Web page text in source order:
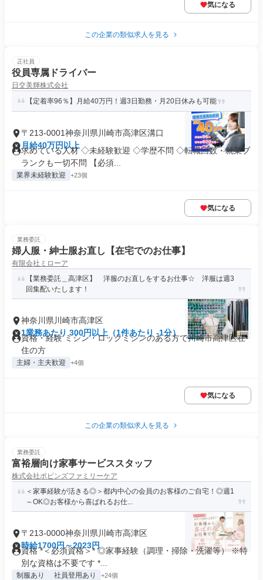
気になる
この企業の類似求人を見る
正社員
役員専属ドライバー
日交美輝株式会社
【定着率96％】月給40万円！週3日勤務・月20日休みも可能
〒213-0001神奈川県川崎市高津区溝口
月給40万円以上
求めている人材 ◇未経験歓迎 ◇学歴不問 ◇転職回数・就業ブ
ランクも一切不問 【必須...
業界未経験歓迎 +23個
気になる
業務委託
婦人服・紳士服お直し【在宅でのお仕事】
有限会社ミローア
【業務委託＿高津区】 洋服のお直しをするお仕事☆ 洋服は週3
回集配いたします！
神奈川県川崎市高津区
1業務あたり 300円以上（1件あたり -1分）
資格・経験 ミシン・ロックミシンのある方で川崎市高津区在
住の方
主婦・主夫歓迎 +4個
気になる
この企業の類似求人を見る
業務委託
富裕層向け家事サービススタッフ
株式会社ポピンズファミリーケア
＜家事経験が活きる◎＞都内中心の会員のお客様のご自宅！◎週1
～OK◎お客様から喜ばれるお仕...
〒213-0000神奈川県川崎市高津区
時給1700円～2023円
資格 *＜必須資格＞* ◎家事経験（調理・掃除・洗濯等） ※特
別な資格は不要です *...
制服あり 社員登用あり +24個